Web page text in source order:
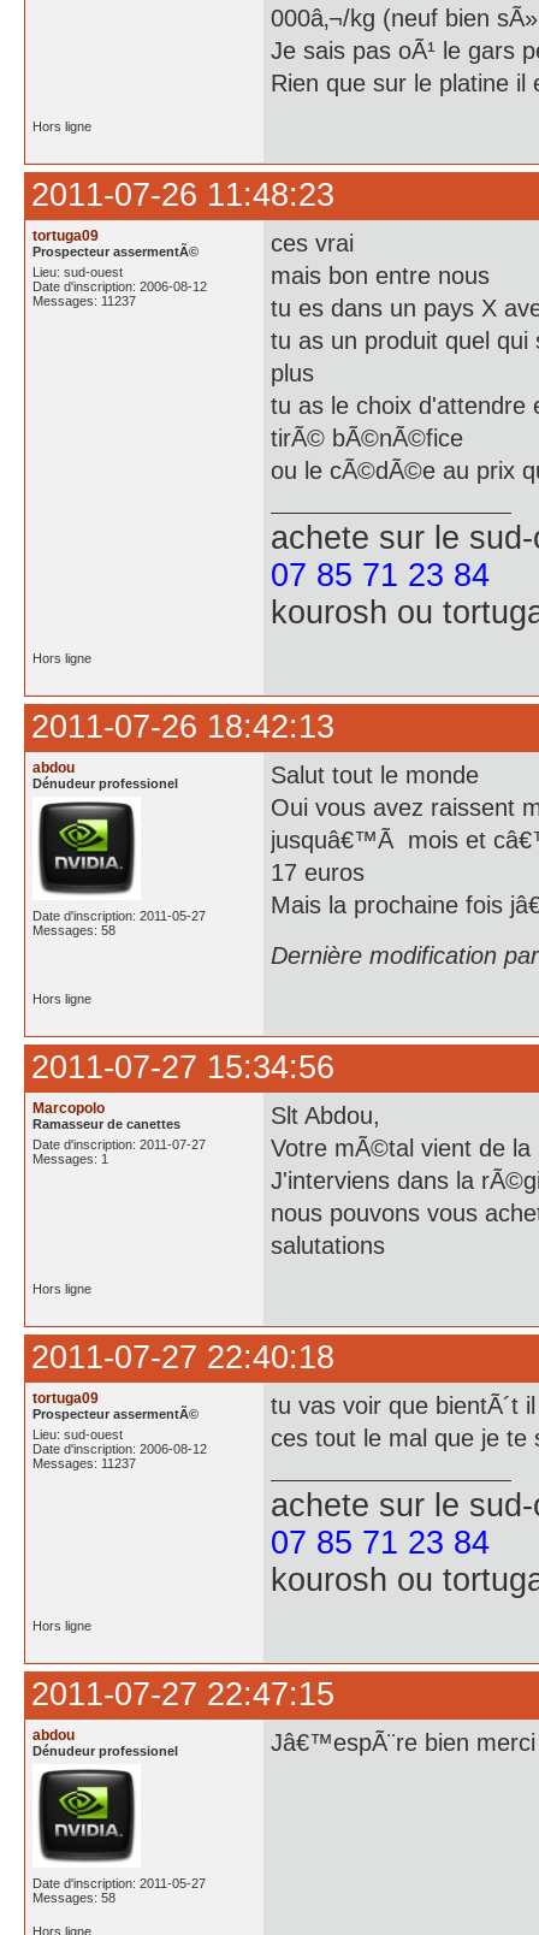
000â‚¬/kg (neuf bien
Je sais pas oÃ¹ le gars
Rien que sur le platine
Hors ligne
2011-07-26 11:48:23
tortuga09
Prospecteur assermentÃ©
Lieu: sud-ouest
Date d'inscription: 2006-08-12
Messages: 11237
ces vrai
mais bon entre nous
tu es dans un pays X
tu as un produit quel qui
plus
tu as le choix d'attendre
tirÃ© bÃ©nÃ©fice
ou le cÃ©dÃ©e au prix
achete sur le
07 85 71 23 84
kourosh ou
Hors ligne
2011-07-26 18:42:13
abdou
Dénudeur professionel
Date d'inscription: 2011-05-27
Messages: 58
Salut tout le monde
Oui vous avez raissent
jusquâ€™Ã mois et
17 euros
Mais la prochaine fois
Dernière modification
Hors ligne
2011-07-27 15:34:56
Marcopolo
Ramasseur de canettes
Date d'inscription: 2011-07-27
Messages: 1
Slt Abdou,
Votre mÃ©tal vient de
J'interviens dans la
nous pouvons vous
salutations
Hors ligne
2011-07-27 22:40:18
tortuga09
Prospecteur assermentÃ©
Lieu: sud-ouest
Date d'inscription: 2006-08-12
Messages: 11237
tu vas voir que bientÃ´t
ces tout le mal que je te
achete sur le
07 85 71 23 84
kourosh ou
Hors ligne
2011-07-27 22:47:15
abdou
Dénudeur professionel
Date d'inscription: 2011-05-27
Messages: 58
Jâ€™espÃ¨re bien
Hors ligne